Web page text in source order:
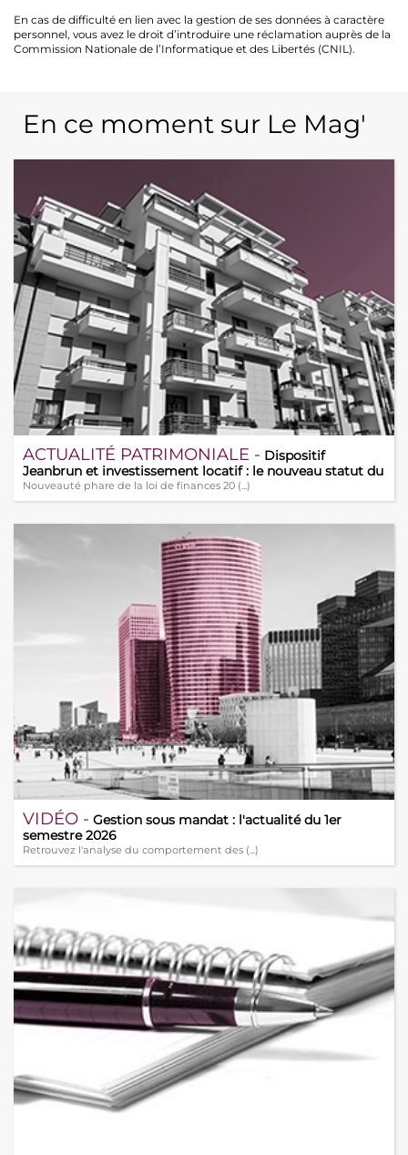
En cas de difficulté en lien avec la gestion de ses données à caractère
personnel, vous avez le droit d’introduire une réclamation auprès de la
Commission Nationale de l’Informatique et des Libertés (CNIL).
En ce moment sur Le Mag'
ACTUALITÉ PATRIMONIALE - Dispositif
Jeanbrun et investissement locatif : le nouveau statut du
bailleur privé
Nouveauté phare de la loi de finances 20 (...)
VIDÉO - Gestion sous mandat : l'actualité du 1er
semestre 2026
Retrouvez l'analyse du comportement des (...)